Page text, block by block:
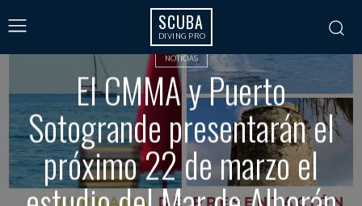
SCUBA
DIVING PRO
NOTICIAS
El CMMA y Puerto
Sotogrande presentarán el
próximo 22 de marzo el